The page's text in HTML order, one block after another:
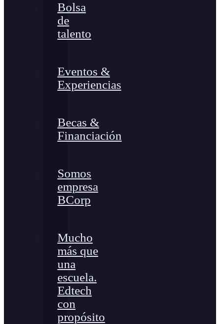
Bolsa
de
talento
Eventos &
Experiencias
Becas &
Financiación
Somos
empresa
BCorp
Mucho
más que
una
escuela.
Edtech
con
propósito